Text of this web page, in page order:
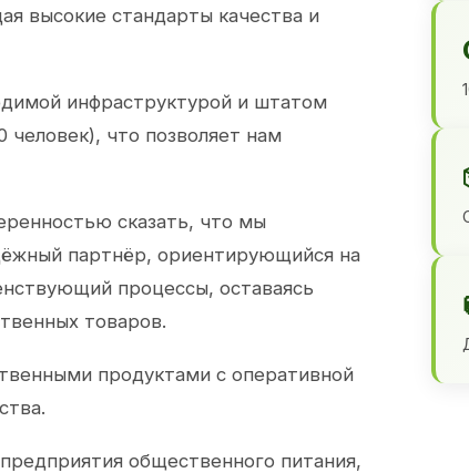
высокие стандарты качества и
инфраструктурой и штатом
человек), что позволяет нам
сказать, что мы
партнёр, ориентирующийся на
процессы, оставаясь
товаров.
продуктами с оперативной
общественного питания,